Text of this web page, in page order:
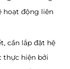
hoạt động liên
cần lắp đặt hệ
thực hiện bởi